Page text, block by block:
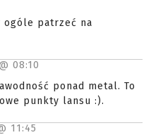
ogóle patrzeć na
08:10
ponad metal. To
punkty lansu :).
11:45